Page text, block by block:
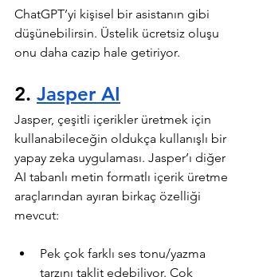
ChatGPT’yi kişisel bir asistanın gibi
düşünebilirsin. Üstelik ücretsiz oluşu
onu daha cazip hale getiriyor.
2. Jasper AI
Jasper, çeşitli içerikler üretmek için
kullanabileceğin oldukça kullanışlı bir
yapay zeka uygulaması. Jasper’ı diğer
AI tabanlı metin formatlı içerik üretme
araçlarından ayıran birkaç özelliği
mevcut:
Pek çok farklı ses tonu/yazma
tarzını taklit edebiliyor. Çok